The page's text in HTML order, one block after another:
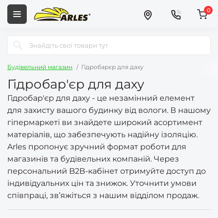
0
Будівельний магазин Гідробарєр для даху
Гідробар'єр для даху
Гідробар'єр для даху - це незамінний елемент
для захисту вашого будинку від вологи. В нашому
гіпермаркеті ви знайдете широкий асортимент
матеріалів, що забезпечують надійну ізоляцію.
Arles пропонує зручний формат роботи для
магазинів та будівельних компаній. Через
персональний B2B-кабінет отримуйте доступ до
індивідуальних цін та знижок. Уточнити умови
співпраці, зв’яжіться з нашим відділом продаж.